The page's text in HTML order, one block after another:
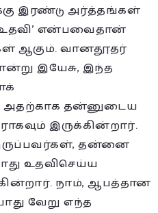
இரண்டு அர்த்தங்கள்
என்பவைதான்
ஆகும். வானதூதர்
இயேசு, இந்த
அதற்காக தன்னுடைய
இருக்கின்றார்.
தன்னை
உதவிசெய்ய
நாம், ஆபத்தான
வேறு எந்த